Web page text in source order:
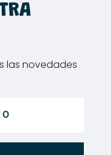
en
las novedades